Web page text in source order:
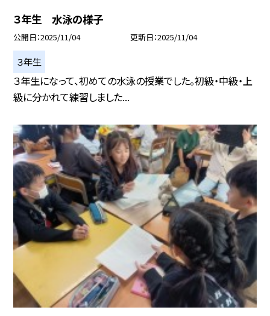
３年生 水泳の様子
公開日 2025/11/04 更新日 2025/11/04
３年生
３年生になって、初めての水泳の授業でした。初級・中級・上
級に分かれて練習しました...